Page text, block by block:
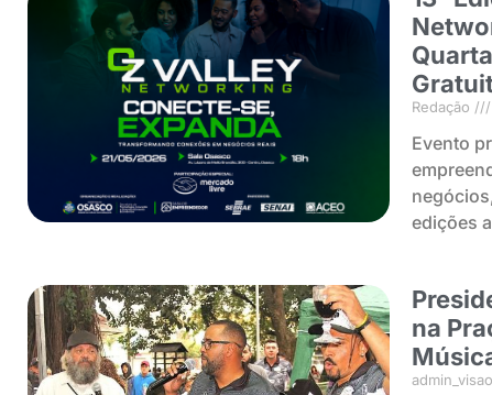
Redação
Evento
edições
na
admin_visao